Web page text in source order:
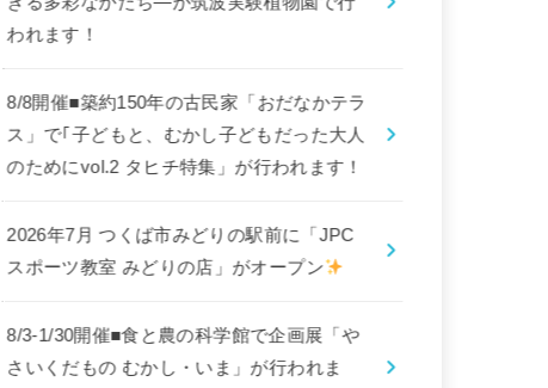
われます！
8/8開催■築約150年の古民家「おだなかテラ
ス」で｢子どもと、むかし子どもだった大人
のためにvol.2 タヒチ特集」が行われます！
2026年7月 つくば市みどりの駅前に「JPC
スポーツ教室 みどりの店」がオープン
8/3-1/30開催■食と農の科学館で企画展「や
さいくだもの むかし・いま」が行われま